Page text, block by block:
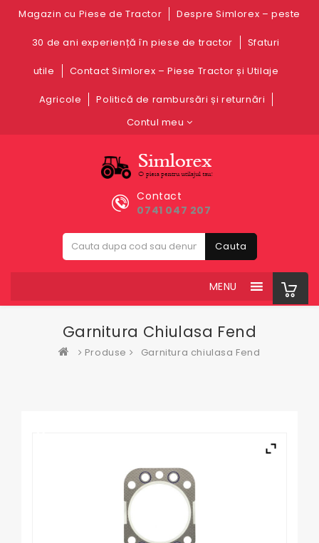
Magazin cu Piese de Tractor Despre Simlorex – peste
30 de ani experiență în piese de tractor Sfaturi
utile Contact Simlorex – Piese Tractor și Utilaje
Agricole
Politică de rambursări și returnări
Contul meu
Contact
0741 047 207
Cauta
MENU
Garnitura Chiulasa Fend
Produse Garnitura chiulasa Fend